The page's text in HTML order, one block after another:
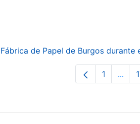
de Papel de Burgos durante
Page
1 ...